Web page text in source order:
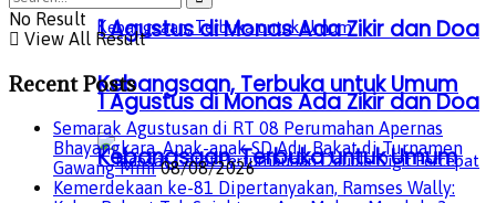
1 Agustus di Monas Ada Zikir dan Doa
Kebangsaan, Terbuka untuk Umum
1 Agustus di Monas Ada Zikir dan Doa
Kebangsaan, Terbuka untuk Umum
No Result
View All Result
Recent Posts
Semarak Agustusan di RT 08 Perumahan Apernas
Bhayangkara, Anak-anak SD Adu Bakat di Turnamen
Gawang Mini 08/08/2026
Kemerdekaan ke-81 Dipertanyakan, Ramses Wally: